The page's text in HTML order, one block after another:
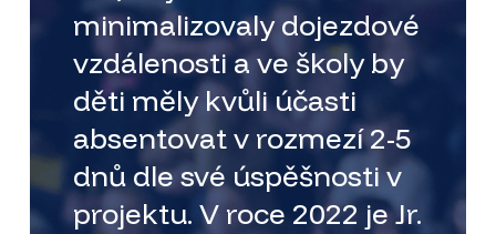
minimalizovaly dojezdové
vzdálenosti a ve školy by
děti měly kvůli účasti
absentovat v rozmezí 2-5
dnů dle své úspěšnosti v
projektu. V roce 2022 je Jr.